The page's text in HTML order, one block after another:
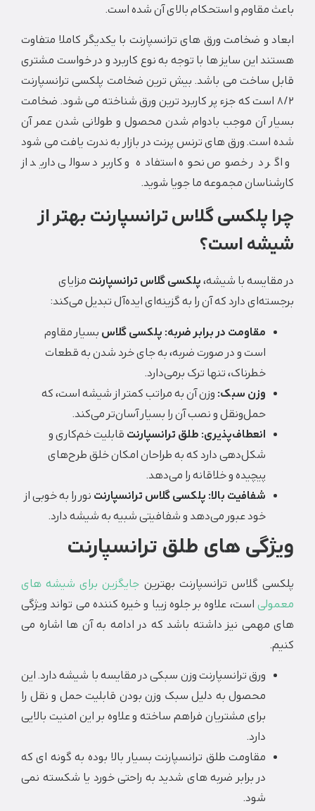
مقاوم و استحکام بالای آن شده است.
و ضخامت ورق های ترانسپارنت با یکدیگر کاملا متفاوت
این سایز‌ ها با توجه به نوع کاربرد و در خواست مشتری
ساخت می‌ باشد. بیش ترین ضخامت پلکسی ترانسپارنت
2 است که جزء پر کاربرد ترین ورق شناخته می شود. ضخامت
آن موجب بادوام شدن محصول و طولانی شدن عمر آن
ورق های ترنس پرنت در بازار به ندرت یافت می شود
در خصوص نحوه استفاده و کاربرد سوالی دارید از
مجموعه ما جویا شوید.
پلکسی گلاس ترانسپارنت بهتر از
است؟
با شیشه،پلکسی گلاس ترانسپارنتمزایای
دارد که آن را به گزینه‌ای ایده‌آل تبدیل می‌کند:
مقاومت در برابر ضربه:پلکسی گلاسبسیار مقاوم
است و در صورت ضربه، به جای خرد شدن به قطعات
خطرناک، تنها ترک برمی‌دارد.
وزن سبک:وزن آن به مراتب کمتر از شیشه است، که
حمل‌ونقل و نصب آن را بسیار آسان‌تر می‌کند.
انعطاف‌پذیری:طلق ترانسپارنتقابلیت خم‌کاری و
شکل‌دهی دارد که به طراحان امکان خلق طرح‌های
پیچیده و خلاقانه را می‌دهد.
شفافیت بالا: پلکسی گلاس ترانسپارنتنور را به خوبی از
خود عبور می‌دهد و شفافیتی شبیه به شیشه دارد.
های طلق ترانسپارنت
گلاس ترانسپارنت بهترینجایگزین برای شیشه های
است، علاوه بر جلوه زیبا و خیره کننده می تواند ویژگی
نیز داشته باشد که در ادامه به آن ها اشاره می
ورق ترانسپارنت وزن سبکی در مقایسه با شیشه دارد. این
محصول به دلیل سبک وزن بودن قابلیت حمل و نقل را
برای مشتریان فراهم ساخته و علاوه بر این امنیت بالایی
مقاومت طلق ترانسپارنت بسیار بالا بوده به گونه ای که
در برابر ضربه های شدید به راحتی خورد یا شکسته نمی